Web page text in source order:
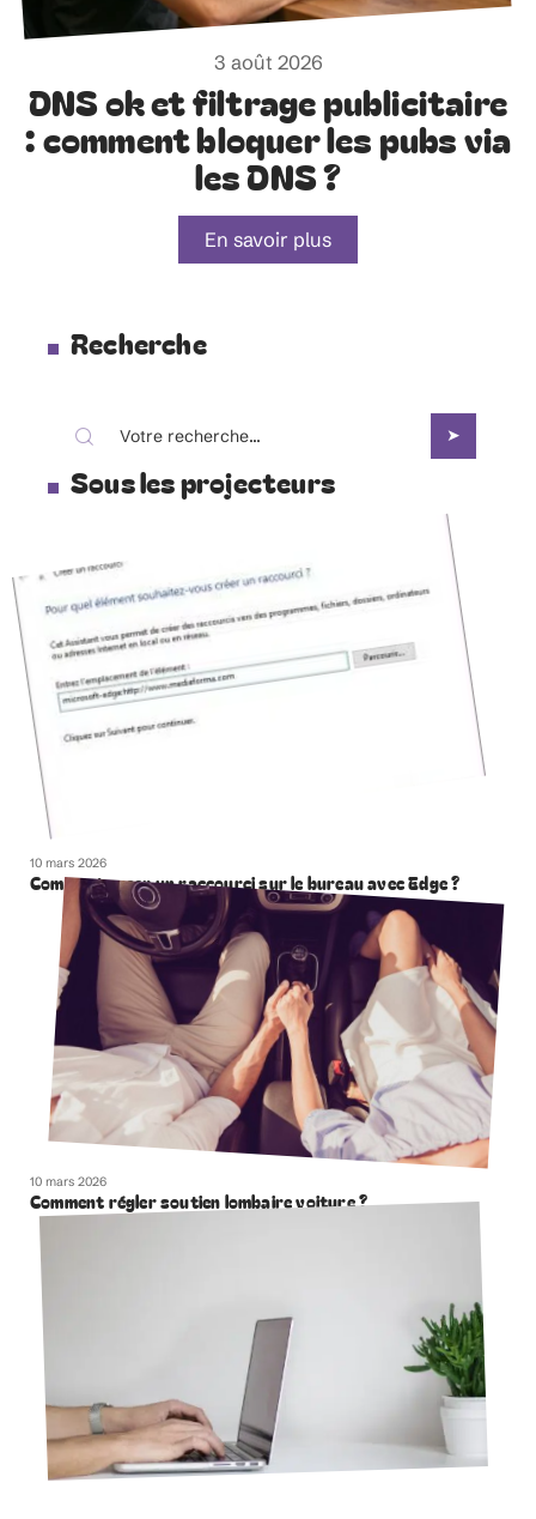
3 août 2026
DNS ok et filtrage publicitaire
: comment bloquer les pubs via
les DNS ?
En savoir plus
Recherche
Sous les projecteurs
10 mars 2026
Comment creer un raccourci sur le bureau avec Edge ?
10 mars 2026
Comment régler soutien lombaire voiture ?